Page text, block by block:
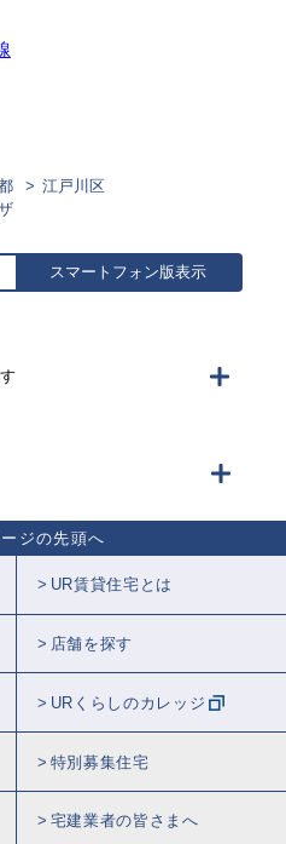
江戸川区
スマートフォン版表示
ジの先頭へ
UR賃貸住宅とは
店舗を探す
URくらしのカレッジ
特別募集住宅
宅建業者の皆さまへ